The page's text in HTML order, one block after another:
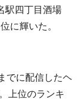
駅四丁目酒場
に輝いた。
でに配信したヘ
上位のランキ